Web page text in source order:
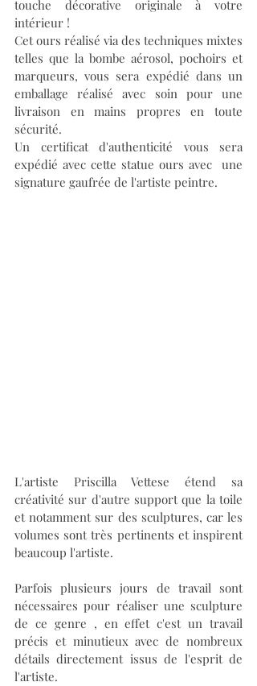
touche décorative originale à votre
intérieur !
Cet ours réalisé via des techniques mixtes
telles que la bombe aérosol, pochoirs et
marqueurs, vous sera expédié dans un
emballage réalisé avec soin pour une
livraison en mains propres en toute
sécurité.
Un certificat d'authenticité vous sera
expédié avec cette statue ours avec  une
signature gaufrée de l'artiste peintre.
L'artiste Priscilla Vettese étend sa
créativité sur d'autre support que la toile
et notamment sur des sculptures, car les
volumes sont très pertinents et inspirent
beaucoup l'artiste.
Parfois plusieurs jours de travail sont
nécessaires pour réaliser une sculpture
de ce genre , en effet c'est un travail
précis et minutieux avec de nombreux
détails directement issus de l'esprit de
l'artiste.